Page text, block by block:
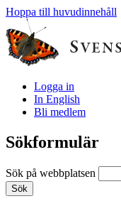
Hoppa till huvudinnehåll
Logga in
In English
Bli medlem
Sökformulär
Sök på webbplatsen